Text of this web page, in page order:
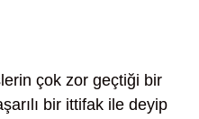
çok zor geçtiği bir
bir ittifak ile deyip